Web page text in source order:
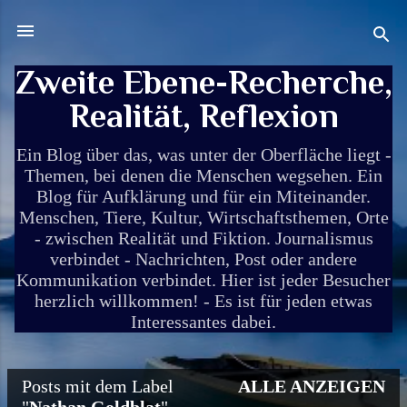
Zweite Ebene-Recherche,
Realität, Reflexion
Ein Blog über das, was unter der Oberfläche liegt -
Themen, bei denen die Menschen wegsehen. Ein
Blog für Aufklärung und für ein Miteinander.
Menschen, Tiere, Kultur, Wirtschaftsthemen, Orte
- zwischen Realität und Fiktion. Journalismus
verbindet - Nachrichten, Post oder andere
Kommunikation verbindet. Hier ist jeder Besucher
herzlich willkommen! - Es ist für jeden etwas
Interessantes dabei.
Posts mit dem Label
ALLE ANZEIGEN